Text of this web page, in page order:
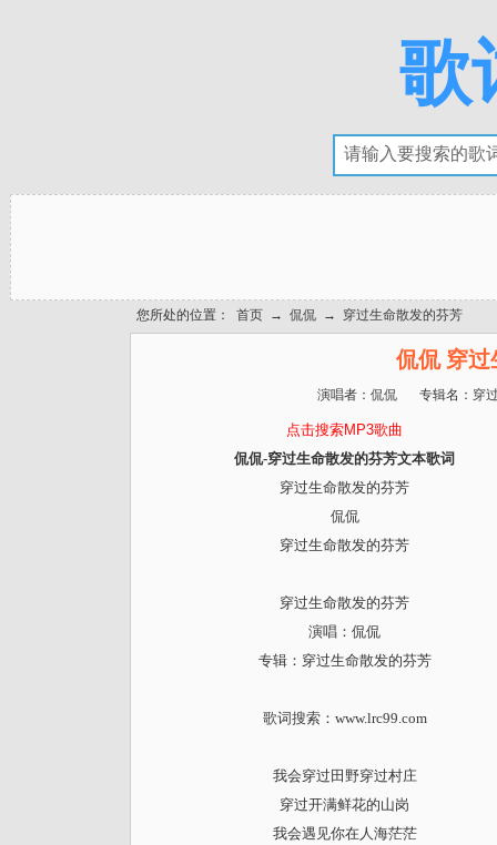
歌
您所处的位置： 首页 → 侃侃 → 穿过生命散发的芬芳
侃侃 穿
演唱者： 侃侃 专辑名： 穿
点击搜索MP3歌曲
侃侃-穿过生命散发的芬芳文本歌词
穿过生命散发的芬芳
侃侃
穿过生命散发的芬芳
穿过生命散发的芬芳
演唱：侃侃
专辑：穿过生命散发的芬芳
歌词搜索：www.lrc99.com
我会穿过田野穿过村庄
穿过开满鲜花的山岗
我会遇见你在人海茫茫